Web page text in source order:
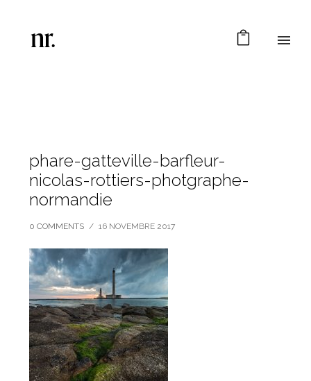
phare-gatteville-barfleur-
nicolas-rottiers-photgraphe-
normandie
0 COMMENTS / 16 NOVEMBRE 2017